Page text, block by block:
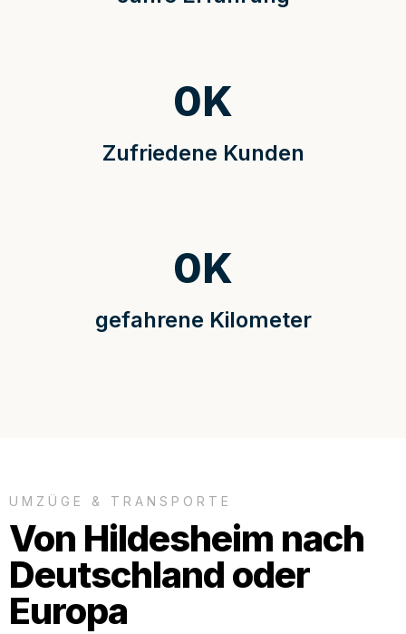
Zufriedene Kunden
0K
gefahrene Kilometer
0K
UMZÜGE & TRANSPORTE
Von Hildesheim nach
Deutschland oder
Europa